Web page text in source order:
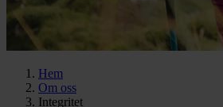
Hem
Om oss
Integritet